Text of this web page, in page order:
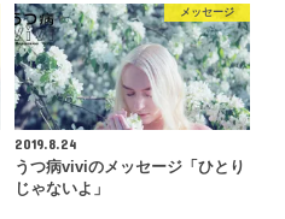
メッセージ
2019.8.24
うつ病viviのメッセージ「ひとり
じゃないよ」